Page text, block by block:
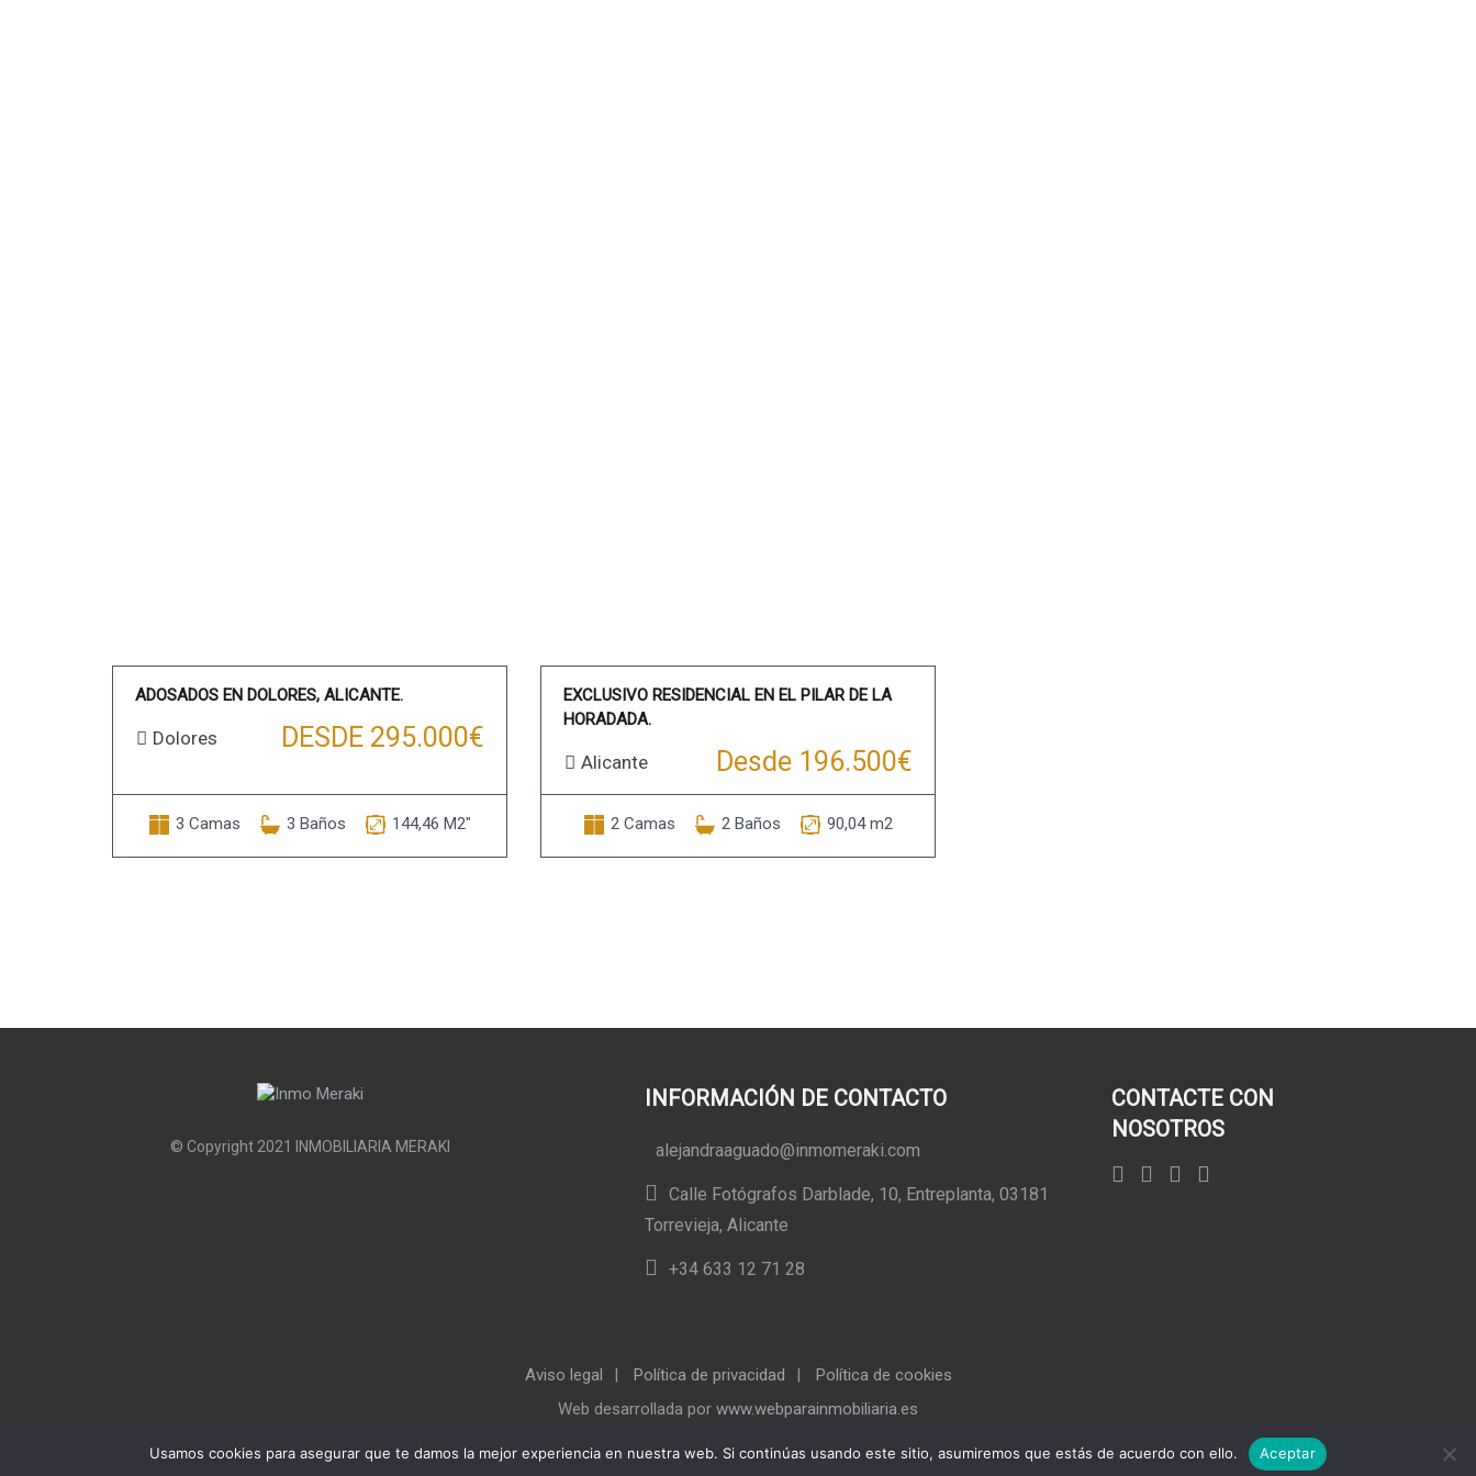
ADOSADOS EN DOLORES, ALICANTE.
Dolores DESDE 295.000€
3 Camas 3 Baños 144,46 M2"
EXCLUSIVO RESIDENCIAL EN EL PILAR DE LA
HORADADA.
Alicante Desde 196.500€
2 Camas 2 Baños 90,04 m2
© Copyright 2021 INMOBILIARIA MERAKI
INFORMACIÓN DE CONTACTO
alejandraaguado@inmomeraki.com
Calle Fotógrafos Darblade, 10, Entreplanta, 03181
Torrevieja, Alicante
+34 633 12 71 28
CONTACTE CON
NOSOTROS
Aviso legal | Política de privacidad |
Política de cookies
Web desarrollada por www.webparainmobiliaria.es
Usamos cookies para asegurar que te damos la mejor experiencia en nuestra web. Si continúas usando este sitio, asumiremos que estás de acuerdo con ello. Aceptar